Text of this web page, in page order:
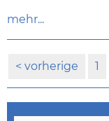
mehr...
vorherige 1